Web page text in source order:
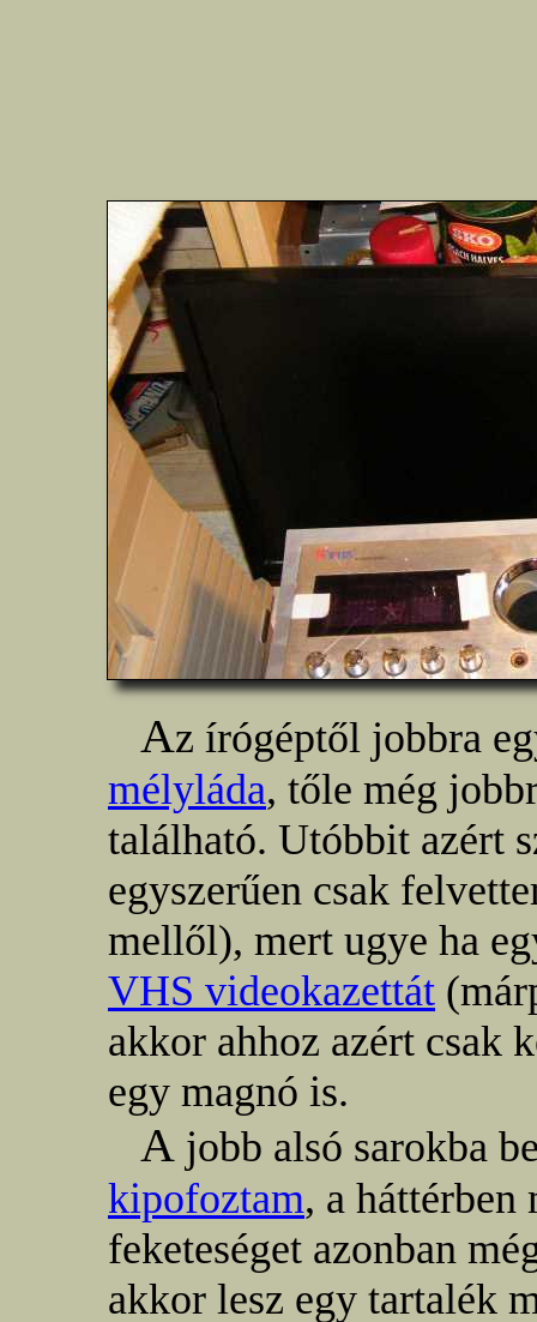
Az írógéptől jobbra
mélyláda, tőle még
található. Utóbbit azért
egyszerűen csak
mellől), mert ugye ha
VHS videokazettát
akkor ahhoz azért csak
egy magnó is.
A jobb alsó sarokba
kipofoztam, a háttérben
feketeséget azonban
akkor lesz egy tartalék